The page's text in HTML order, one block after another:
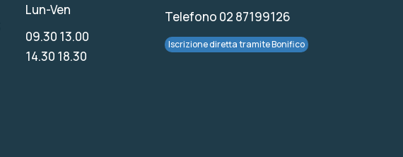
Lun-Ven
09.30 13.00
14.30 18.30
Telefono 02 87199126
Iscrizione diretta tramite Bonifico